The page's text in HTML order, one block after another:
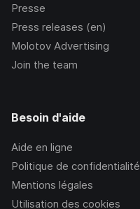
Presse
Press releases (en)
Molotov Advertising
Join the team
Besoin d'aide
Aide en ligne
Politique de confidentialité
Mentions légales
Utilisation des cookies